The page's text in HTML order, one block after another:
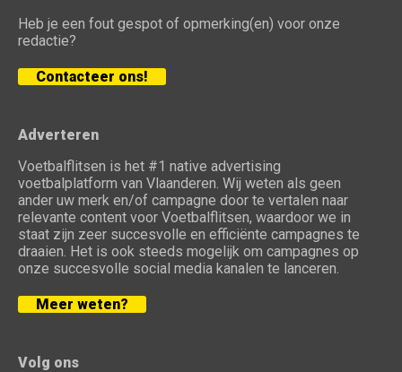
Heb je een fout gespot of opmerking(en) voor onze
redactie?
Contacteer ons!
Adverteren
Voetbalflitsen is het #1 native advertising
voetbalplatform van Vlaanderen. Wij weten als geen
ander uw merk en/of campagne door te vertalen naar
relevante content voor Voetbalflitsen, waardoor we in
staat zijn zeer succesvolle en efficiënte campagnes te
draaien. Het is ook steeds mogelijk om campagnes op
onze succesvolle social media kanalen te lanceren.
Meer weten?
Volg ons